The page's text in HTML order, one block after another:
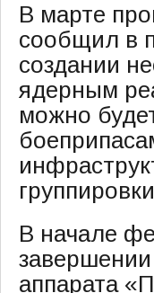
В марте
сообщил в
создании
ядерным
можно
В начале
аппарата